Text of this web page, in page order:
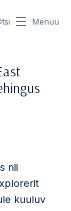
Menüü
nii
kuuluv